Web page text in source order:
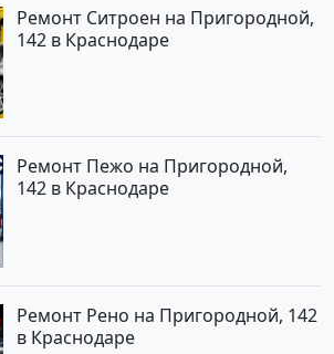
Ремонт Ситроен на Пригородной,
142 в Краснодаре
Ремонт Пежо на Пригородной,
142 в Краснодаре
Ремонт Рено на Пригородной, 142
в Краснодаре